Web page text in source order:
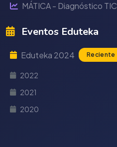
MÁTICA - Diagnóstico TIC
Eventos Eduteka
Eduteka 2024 Reciente
2022
2021
2020